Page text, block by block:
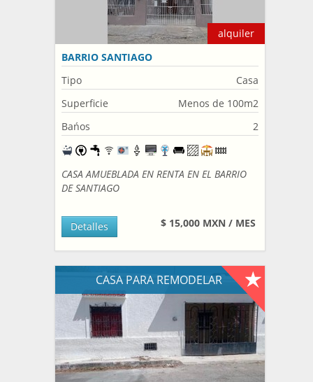
alquiler
BARRIO SANTIAGO
Tipo
Casa
Superficie
Menos de 100m2
Bańos
2
CASA AMUEBLADA EN RENTA EN EL BARRIO
DE SANTIAGO
$ 15,000 MXN / MES
Detalles
CASA PARA REMODELAR